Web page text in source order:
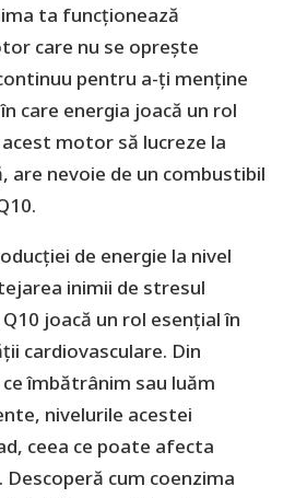
ta funcționează
care nu se oprește
pentru a-ți menține
care energia joacă un rol
motor să lucreze la
are nevoie de un combustibil
de energie la nivel
inimii de stresul
joacă un rol esențial în
cardiovasculare. Din
îmbătrânim sau luăm
nivelurile acestei
ceea ce poate afecta
cum coenzima